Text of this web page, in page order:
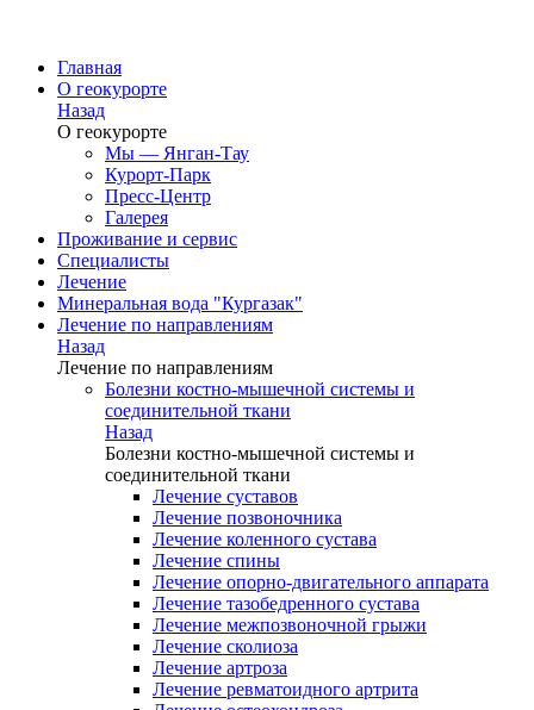
Главная
О геокурорте
Назад
О геокурорте
Мы — Янган-Тау
Курорт-Парк
Пресс-Центр
Галерея
Проживание и сервис
Специалисты
Лечение
Минеральная вода "Кургазак"
Лечение по направлениям
Назад
Лечение по направлениям
Болезни костно-мышечной системы и
соединительной ткани
Назад
Болезни костно-мышечной системы и
соединительной ткани
Лечение суставов
Лечение позвоночника
Лечение коленного сустава
Лечение спины
Лечение опорно-двигательного аппарата
Лечение тазобедренного сустава
Лечение межпозвоночной грыжи
Лечение сколиоза
Лечение артроза
Лечение ревматоидного артрита